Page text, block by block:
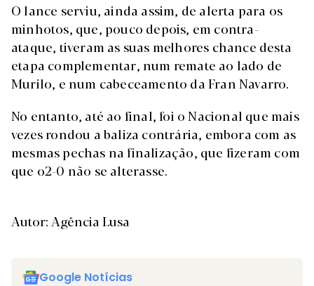
O lance serviu, ainda assim, de alerta para os
minhotos, que, pouco depois, em contra-
ataque, tiveram as suas melhores chance desta
etapa complementar, num remate ao lado de
Murilo, e num cabeceamento da Fran Navarro.
No entanto, até ao final, foi o Nacional que mais
vezes rondou a baliza contrária, embora com as
mesmas pechas na finalização, que fizeram com
que o2-0 não se alterasse.
Autor: Agência Lusa
Google Notícias